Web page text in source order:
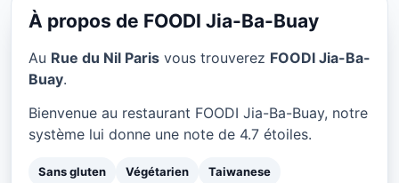
★ 4.7/5
À propos de FOODI Jia-Ba-Buay
Au Rue du Nil Paris vous trouverez FOODI Jia-Ba-
Buay.
Bienvenue au restaurant FOODI Jia-Ba-Buay, notre
système lui donne une note de 4.7 étoiles.
Sans gluten Végétarien Taiwanese